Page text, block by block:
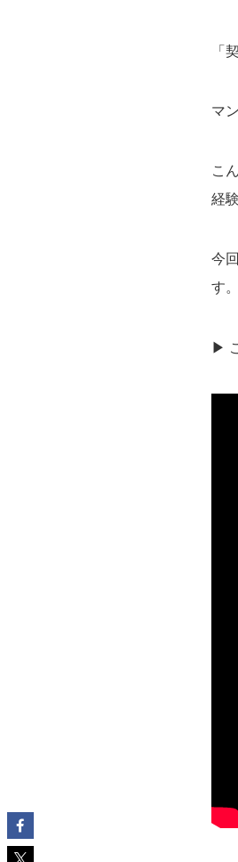
「
マ
こ
経
今
す。
▶